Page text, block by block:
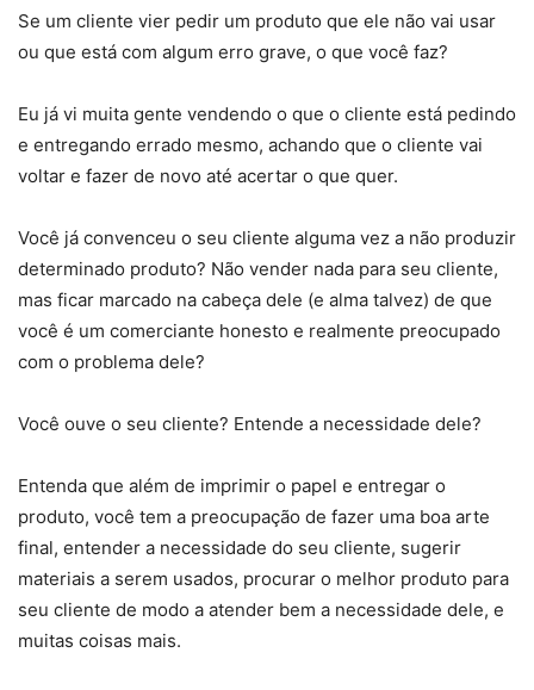
Se um cliente vier pedir um produto que ele não vai usar
ou que está com algum erro grave, o que você faz?
Eu já vi muita gente vendendo o que o cliente está pedindo
e entregando errado mesmo, achando que o cliente vai
voltar e fazer de novo até acertar o que quer.
Você já convenceu o seu cliente alguma vez a não produzir
determinado produto? Não vender nada para seu cliente,
mas ficar marcado na cabeça dele (e alma talvez) de que
você é um comerciante honesto e realmente preocupado
com o problema dele?
Você ouve o seu cliente? Entende a necessidade dele?
Entenda que além de imprimir o papel e entregar o
produto, você tem a preocupação de fazer uma boa arte
final, entender a necessidade do seu cliente, sugerir
materiais a serem usados, procurar o melhor produto para
seu cliente de modo a atender bem a necessidade dele, e
muitas coisas mais.